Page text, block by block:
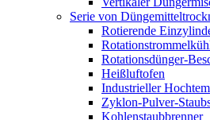
Serie von
Rotierende
Rotationsdünger-
Heißluftofen
Industrieller
Zyklon-Pulver-
Kohlenstaubbrenner